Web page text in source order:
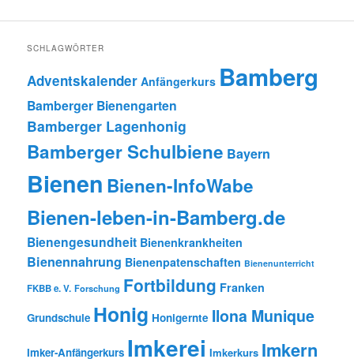
SCHLAGWÖRTER
Adventskalender Anfängerkurs Bamberg
Bamberger Bienengarten
Bamberger Lagenhonig
Bamberger Schulbiene Bayern
Bienen Bienen-InfoWabe
Bienen-leben-in-Bamberg.de
Bienengesundheit Bienenkrankheiten
Bienennahrung Bienenpatenschaften Bienenunterricht
FKBB e. V. Forschung Fortbildung Franken
Grundschule Honig Honigernte Ilona Munique
Imker-Anfängerkurs Imkerei Imkerkurs Imkern